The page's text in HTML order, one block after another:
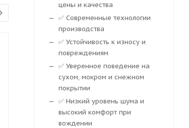
цены и качества
✅ Современные технологии
производства
✅ Устойчивость к износу и
повреждениям
✅ Уверенное поведение на
сухом, мокром и снежном
покрытии
✅ Низкий уровень шума и
высокий комфорт при
вождении